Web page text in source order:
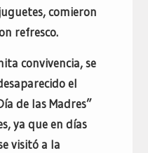
comieron
refresco.
convivencia, se
el
de las Madres”
ya que en días
visitó a la